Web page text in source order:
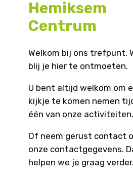
Hemiksem
Centrum
Welkom bij ons trefpunt.
blij je hier te ontmoeten.
U bent altijd welkom om
kijkje te komen nemen
één van onze activiteiten.
Of neem gerust contact
onze contactgegevens.
helpen we je graag verder.